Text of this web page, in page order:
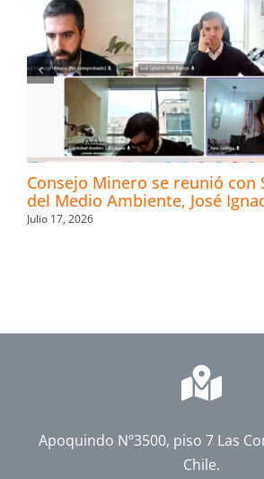
Consejo Minero se reunió con
del Medio Ambiente, José
Julio 17, 2026
Apoquindo Nº3500, piso 7 Las
Chile.